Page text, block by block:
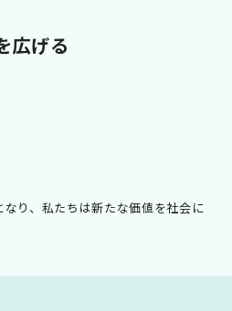
広げる
り、私たちは新たな価値を社会に